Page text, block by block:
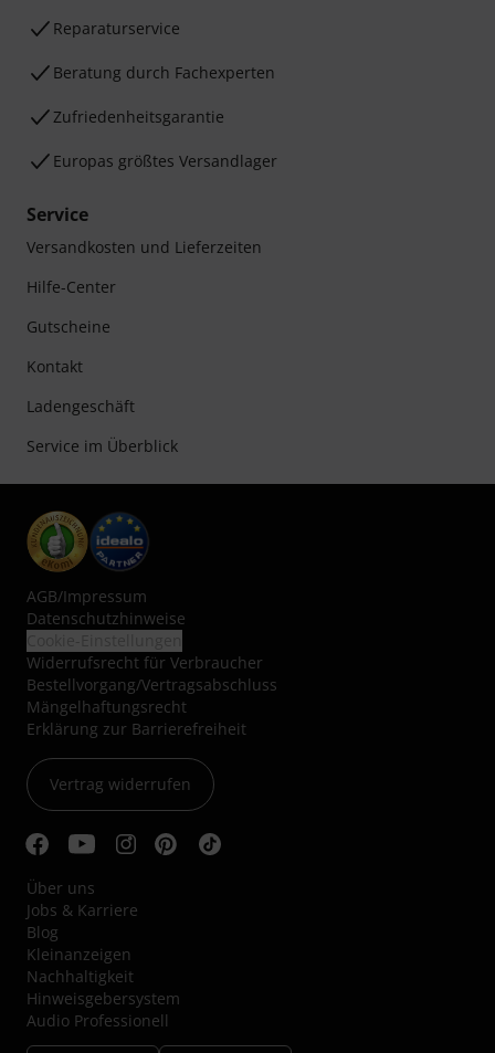
Reparaturservice
Beratung durch Fachexperten
Zufriedenheitsgarantie
Europas größtes Versandlager
Service
Versandkosten und Lieferzeiten
Hilfe-Center
Gutscheine
Kontakt
Ladengeschäft
Service im Überblick
AGB/Impressum
Datenschutzhinweise
Widerrufsrecht für Verbraucher
Bestellvorgang/Vertragsabschluss
Mängelhaftungsrecht
Erklärung zur Barrierefreiheit
Vertrag widerrufen
Über uns
Jobs & Karriere
Blog
Kleinanzeigen
Nachhaltigkeit
Hinweisgebersystem
Audio Professionell